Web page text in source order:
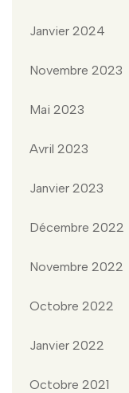
Janvier 2024
Novembre 2023
Mai 2023
Avril 2023
Janvier 2023
Décembre 2022
Novembre 2022
Octobre 2022
Janvier 2022
Octobre 2021